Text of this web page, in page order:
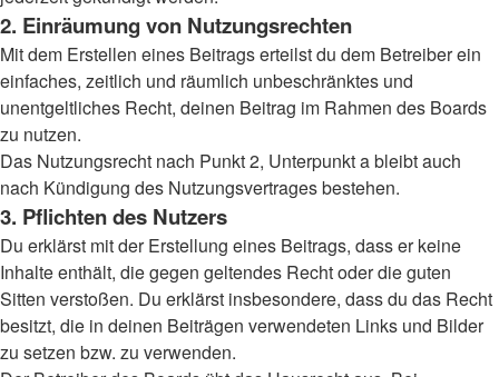
2. Einräumung von Nutzungsrechten
Mit dem Erstellen eines Beitrags erteilst du dem Betreiber ein
einfaches, zeitlich und räumlich unbeschränktes und
unentgeltliches Recht, deinen Beitrag im Rahmen des Boards
zu nutzen.
Das Nutzungsrecht nach Punkt 2, Unterpunkt a bleibt auch
nach Kündigung des Nutzungsvertrages bestehen.
3. Pflichten des Nutzers
Du erklärst mit der Erstellung eines Beitrags, dass er keine
Inhalte enthält, die gegen geltendes Recht oder die guten
Sitten verstoßen. Du erklärst insbesondere, dass du das Recht
besitzt, die in deinen Beiträgen verwendeten Links und Bilder
zu setzen bzw. zu verwenden.